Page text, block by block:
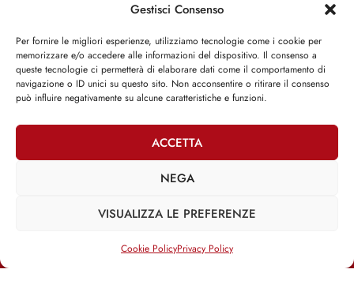
Gestisci Consenso
Per fornire le migliori esperienze, utilizziamo tecnologie come i cookie per
memorizzare e/o accedere alle informazioni del dispositivo. Il consenso a
queste tecnologie ci permetterà di elaborare dati come il comportamento di
navigazione o ID unici su questo sito. Non acconsentire o ritirare il consenso
può influire negativamente su alcune caratteristiche e funzioni.
ACCETTA
NEGA
VISUALIZZA LE PREFERENZE
Cookie PolicyPrivacy Policy
Iscriviti alla Newsletter
@2025 | Franco Debenedetti | All Rights Reserved |
Privacy Policy